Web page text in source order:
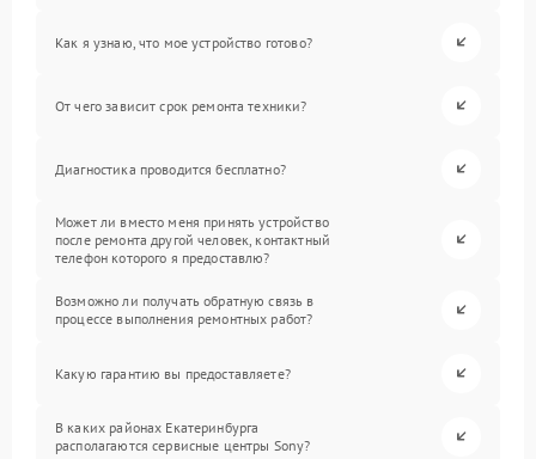
Как я узнаю, что мое устройство готово?
От чего зависит срок ремонта техники?
Диагностика проводится бесплатно?
Может ли вместо меня принять устройство
после ремонта другой человек, контактный
телефон которого я предоставлю?
Возможно ли получать обратную связь в
процессе выполнения ремонтных работ?
Какую гарантию вы предоставляете?
В каких районах Екатеринбурга
располагаются сервисные центры Sony?